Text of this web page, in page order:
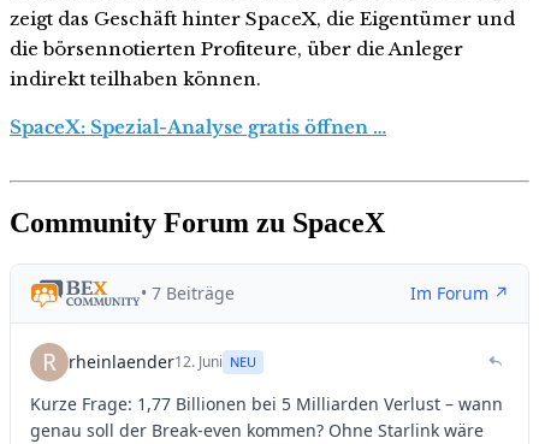
zeigt das Geschäft hinter SpaceX, die Eigentümer und
die börsennotierten Profiteure, über die Anleger
indirekt teilhaben können.
SpaceX: Spezial-Analyse gratis öffnen …
Community Forum zu SpaceX